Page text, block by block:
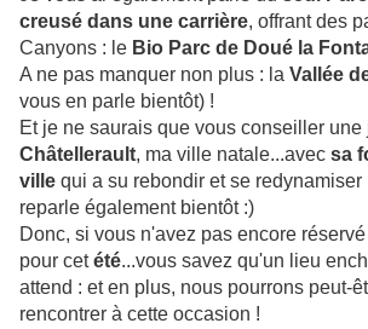
creusé dans une carrière, offrant des
Canyons : le Bio Parc de Doué la
A ne pas manquer non plus : la Vallée
vous en parle bientôt) !
Et je ne saurais que vous conseiller une
Châtellerault, ma ville natale...avec sa
ville qui a su rebondir et se redynamiser
reparle également bientôt :)
Donc, si vous n'avez pas encore
pour cetété...vous savez qu'un lieu
attend : et en plus, nous pourrons peut-
rencontrer à cette occasion !